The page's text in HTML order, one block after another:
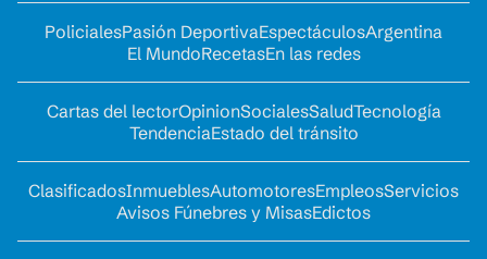
PolicialesPasión DeportivaEspectáculosArgentina
El MundoRecetasEn las redes
Cartas del lectorOpinionSocialesSaludTecnología
TendenciaEstado del tránsito
ClasificadosInmueblesAutomotoresEmpleosServicios
Avisos Fúnebres y MisasEdictos